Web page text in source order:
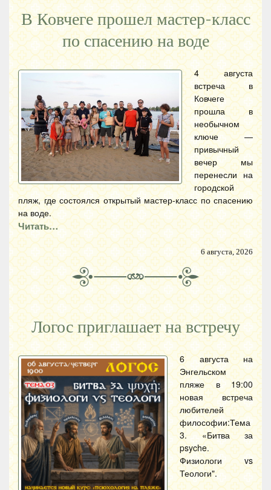
В Ковчеге прошел мастер-класс
по спасению на воде
4 августа
встреча в
Ковчеге
прошла в
необычном
ключе —
привычный
вечер мы
перенесли на
городской
пляж, где состоялся открытый мастер-класс по спасению
на воде.
Читать…
6 августа, 2026
Логос приглашает на встречу
6 августа на
Энгельском
пляже в 19:00
новая встреча
любителей
философии:Тема
3. «Битва за
psyche.
Физиологи vs
Теологи".